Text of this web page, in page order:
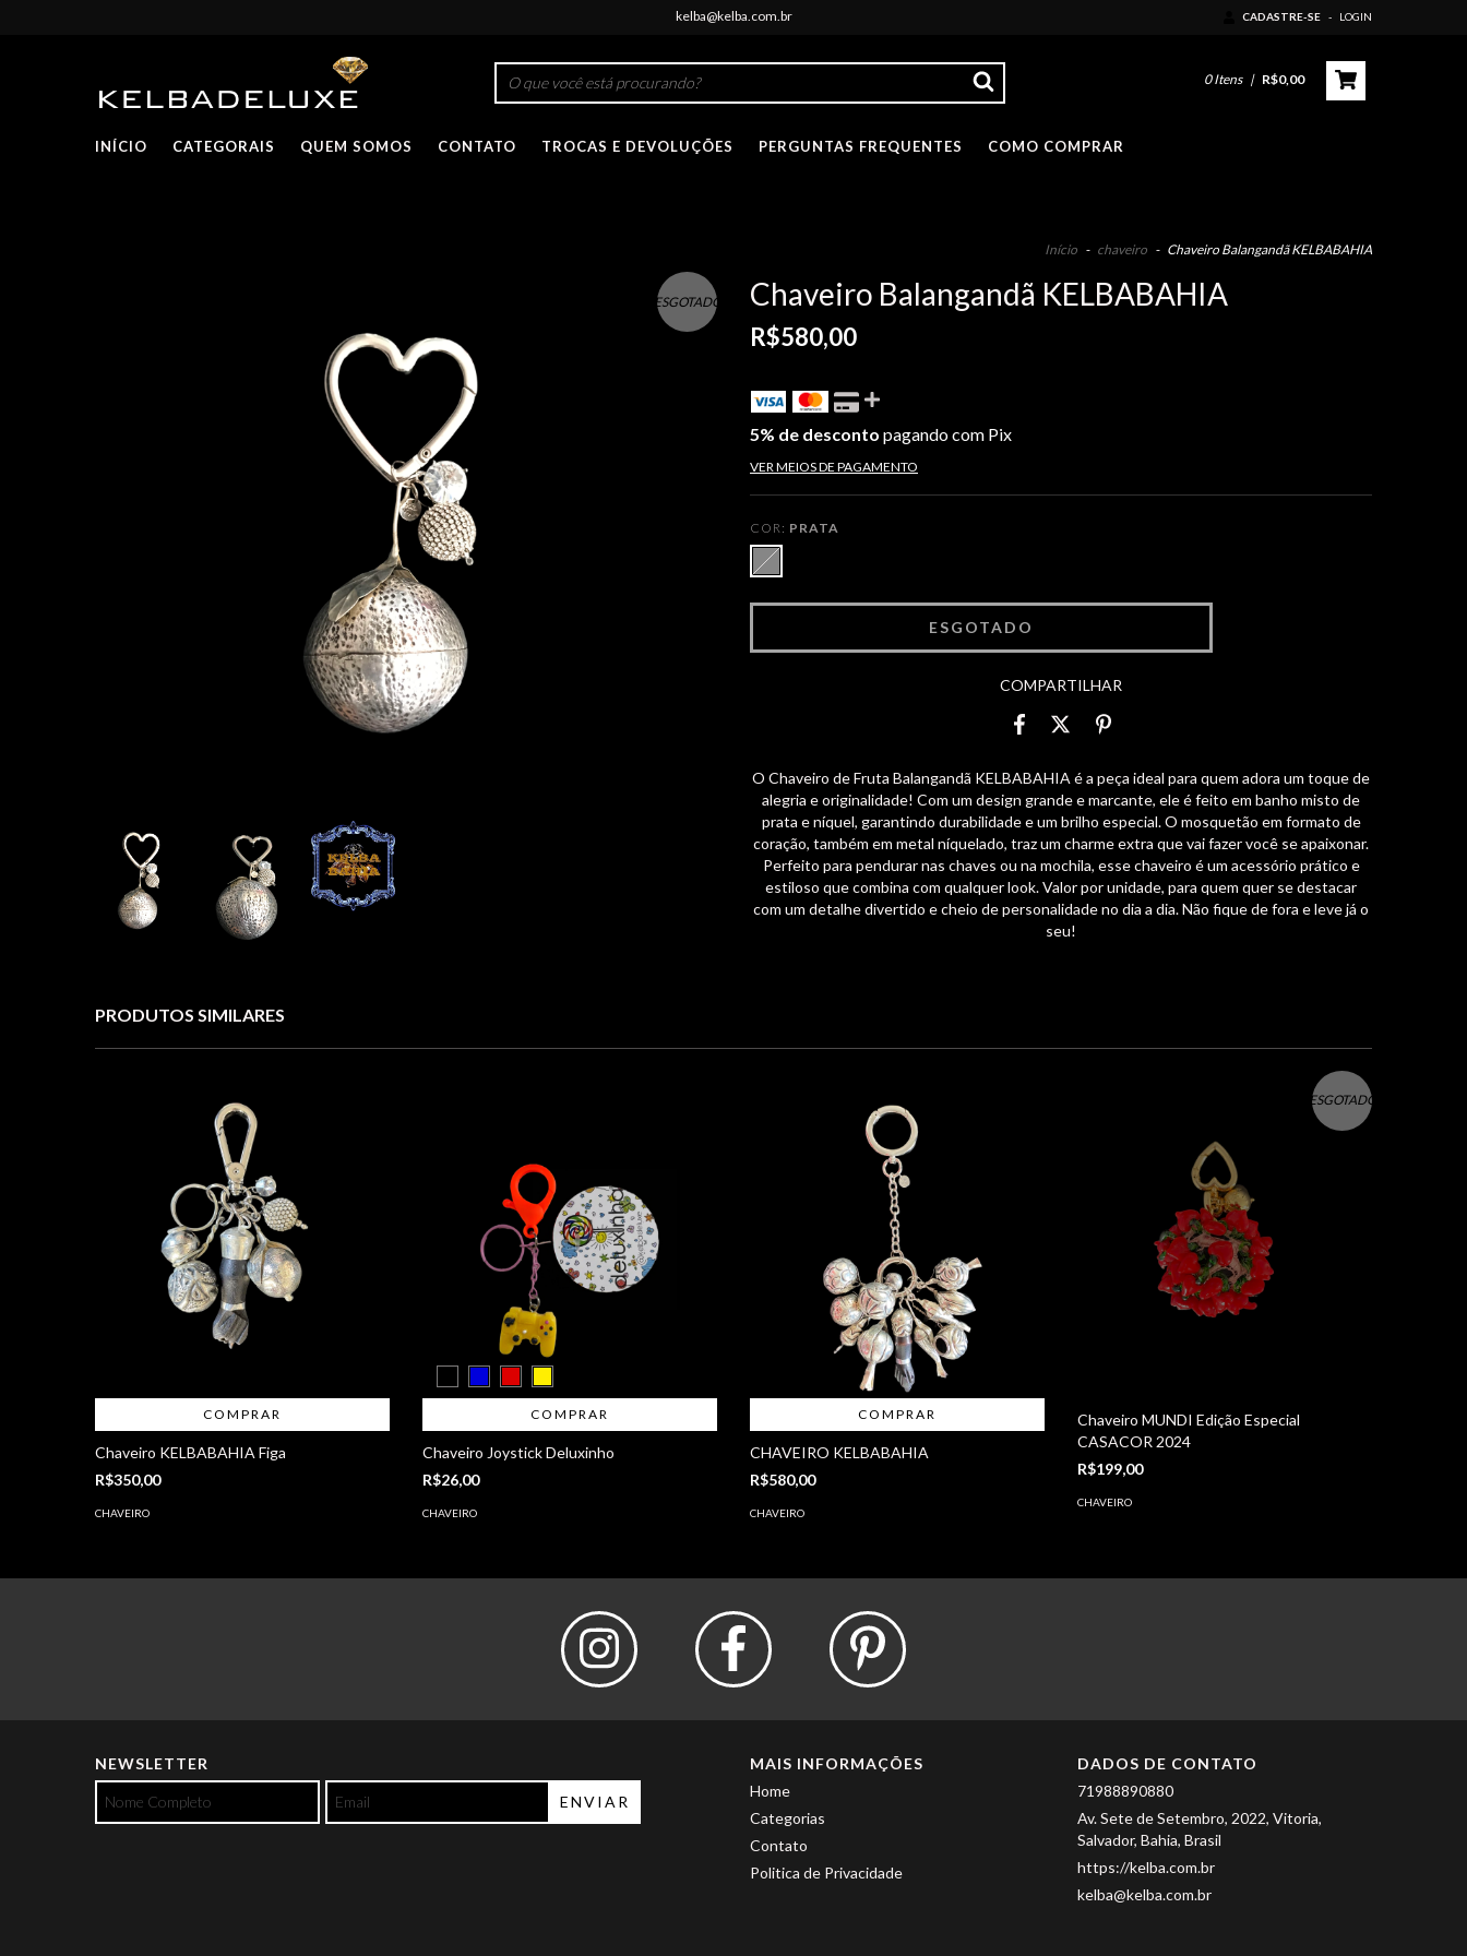
kelba@kelba.com.br CADASTRE-SE - LOGIN
0Itens | R$0,00
INÍCIO CATEGORAIS QUEM SOMOS CONTATO TROCAS E DEVOLUÇÕES PERGUNTAS FREQUENTES COMO COMPRAR
Início - chaveiro - Chaveiro Balangandã KELBABAHIA
ESGOTADO Chaveiro Balangandã KELBABAHIA
R$580,00
5% de desconto pagando com Pix
VER MEIOS DE PAGAMENTO
COR: PRATA
COMPARTILHAR
O Chaveiro de Fruta Balangandã KELBABAHIA é a peça ideal para quem adora um toque de
alegria e originalidade! Com um design grande e marcante, ele é feito em banho misto de
prata e níquel, garantindo durabilidade e um brilho especial. O mosquetão em formato de
coração, também em metal níquelado, traz um charme extra que vai fazer você se apaixonar.
Perfeito para pendurar nas chaves ou na mochila, esse chaveiro é um acessório prático e
estiloso que combina com qualquer look. Valor por unidade, para quem quer se destacar
com um detalhe divertido e cheio de personalidade no dia a dia. Não fique de fora e leve já o
seu!
PRODUTOS SIMILARES
COMPRAR
Chaveiro KELBABAHIA Figa
R$350,00
CHAVEIRO
COMPRAR
Chaveiro Joystick Deluxinho
R$26,00
CHAVEIRO
COMPRAR
CHAVEIRO KELBABAHIA
R$580,00
CHAVEIRO
ESGOTADO
Chaveiro MUNDI Edição Especial
CASACOR 2024
R$199,00
CHAVEIRO
NEWSLETTER
MAIS INFORMAÇÕES
Home
Categorias
Contato
Politica de Privacidade
DADOS DE CONTATO
71988890880
Av. Sete de Setembro, 2022, Vitoria,
Salvador, Bahia, Brasil
https://kelba.com.br
kelba@kelba.com.br